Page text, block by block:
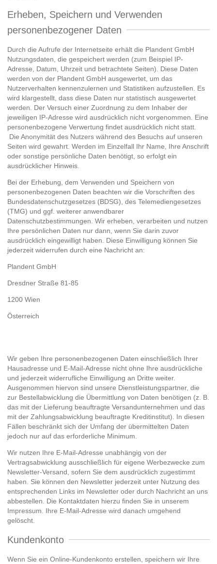
Erheben, Speichern und Verwenden
personenbezogener Daten
Durch die Aufrufe der Internetseite erhält die Plandent GmbH
Nutzungsdaten, die gespeichert werden (zum Beispiel IP-
Adresse, Datum, Uhrzeit und betrachtete Seiten). Diese Daten
werden von der Plandent GmbH ausgewertet, um das
Nutzerverhalten kennenzulernen und Statistiken aufzustellen. Es
wird klargestellt, dass diese Daten nur statistisch ausgewertet
werden. Der Versuch einer Zuordnung zu dem Inhaber der
jeweiligen IP-Adresse wird ausdrücklich nicht vorgenommen. Eine
personenbezogene Verwertung findet ausdrücklich nicht statt.
Die Anonymität des Nutzers während des Besuchs auf unseren
Seiten wird gewahrt. Werden im Einzelfall Ihr Name, Ihre Anschrift
oder sonstige persönliche Daten benötigt, so erfolgt ein
ausdrücklicher Hinweis.
Bei der Erhebung, dem Verwenden und Speichern von
personenbezogenen Daten beachten wir die Vorschriften des
Bundesdatenschutzgesetzes (BDSG), des Telemediengesetzes
(TMG) und ggf. weiterer anwendbarer
Datenschutzbestimmungen. Wir erheben, verarbeiten und nutzen
Ihre persönlichen Daten nur dann, wenn Sie darin zuvor
ausdrücklich eingewilligt haben. Diese Einwilligung können Sie
jederzeit widerrufen durch eine Nachricht an:
Plandent GmbH
Dresdner Straße 81-85
1200 Wien
Österreich
Wir geben Ihre personenbezogenen Daten einschließlich Ihrer
Hausadresse und E-Mail-Adresse nicht ohne Ihre ausdrückliche
und jederzeit widerrufliche Einwilligung an Dritte weiter.
Ausgenommen hiervon sind unsere Dienstleistungspartner, die
zur Bestellabwicklung die Übermittlung von Daten benötigen (z. B.
das mit der Lieferung beauftragte Versandunternehmen und das
mit der Zahlungsabwicklung beauftragte Kreditinstitut). In diesen
Fällen beschränkt sich der Umfang der übermittelten Daten
jedoch nur auf das erforderliche Minimum.
Wir nutzen Ihre E-Mail-Adresse unabhängig von der
Vertragsabwicklung ausschließlich für eigene Werbezwecke zum
Newsletter-Versand, sofern Sie dem ausdrücklich zugestimmt
haben. Sie können den Newsletter jederzeit unter Nutzung des
entsprechenden Links im Newsletter oder durch Nachricht an uns
abbestellen. Die Kontaktdaten hierzu finden Sie in unserem
Impressum. Ihre E-Mail-Adresse wird danach umgehend
gelöscht.
Kundenkonto
Wenn Sie ein Online-Kundenkonto erstellen, speichern wir Ihre